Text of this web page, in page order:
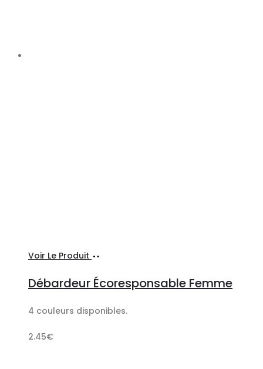
Voir Le Produit
panier
Débardeur Écoresponsable Femme
4 couleurs disponibles.
2.45€